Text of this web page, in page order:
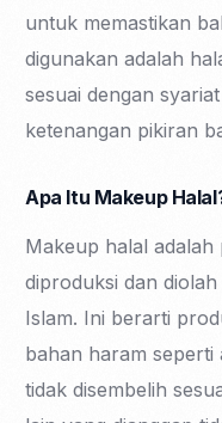
untuk memastikan
digunakan adalah
sesuai dengan
ketenangan pikiran
Apa Itu Makeup
Makeup halal
diproduksi dan
Islam. Ini berarti
bahan haram
tidak disembelih